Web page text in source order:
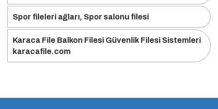
Spor fileleri ağları, Spor salonu filesi
Karaca File Balkon Filesi Güvenlik Filesi Sistemleri
karacafile.com